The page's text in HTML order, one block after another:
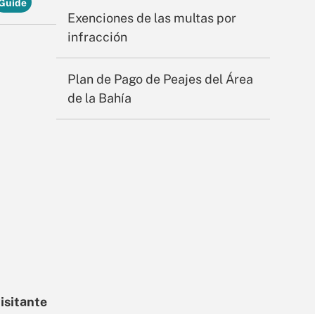
Exenciones de las multas por
infracción
Plan de Pago de Peajes del Área
de la Bahía